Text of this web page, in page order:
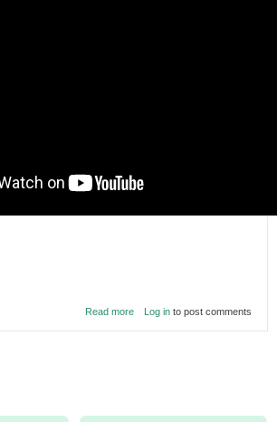
Read more aboutLog into post comments